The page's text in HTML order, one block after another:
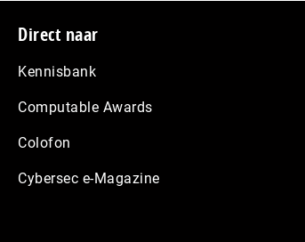
Footer
Direct naar
Kennisbank
Computable Awards
Colofon
Cybersec e-Magazine